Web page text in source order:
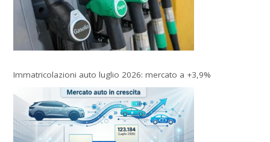
Immatricolazioni auto luglio 2026: mercato a +3,9%